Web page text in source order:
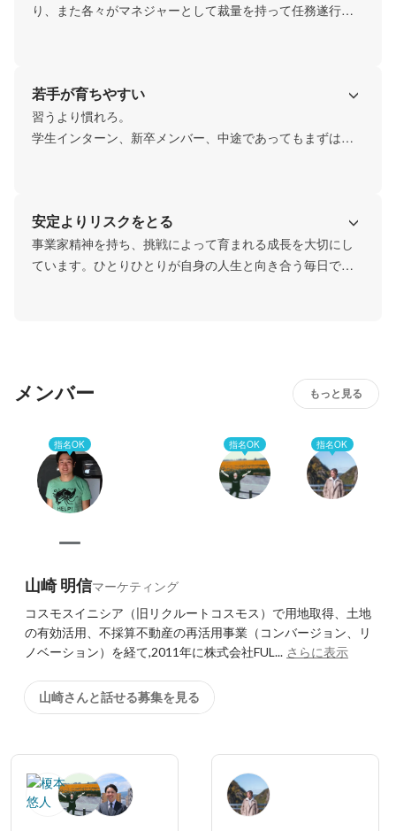
り、また各々がマネジャーとして裁量を持って任務遂行い
若手が育ちやすい
習うより慣れろ。
学生インターン、新卒メンバー、中途であってもまずは抜
安定よりリスクをとる
事業家精神を持ち、挑戦によって育まれる成長を大切にし
ています。ひとりひとりが自身の人生と向き合う毎日で
メンバー もっと見る
指名OK 指名OK 指名OK
山崎 明信マーケティング
コスモスイニシア（旧リクルートコスモス）で用地取得、土地
の有効活用、不採算不動産の再活用事業（コンバージョン、リ
ノベーション）を経て,2011年に株式会社FUL... さらに表示
山崎さんと話せる募集を見る